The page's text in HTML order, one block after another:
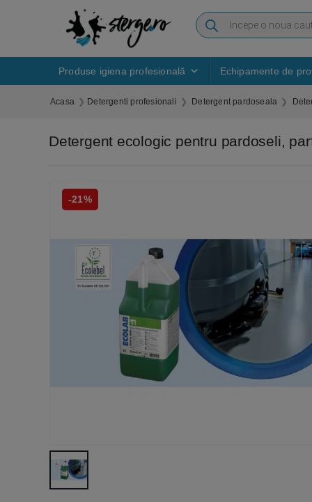
Produse igiena profesională Echipamente de
Acasa Detergenti profesionali Detergent pardoseala
Detergent ecologic pentru pardoseli,
-21%